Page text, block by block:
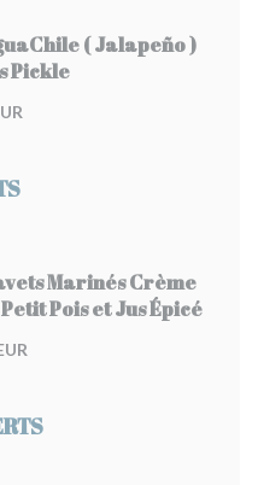
( Jalapeño )
Pickle
Marinés Crème
Pois et Jus Épicé